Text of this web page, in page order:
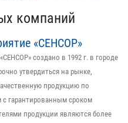
компаний
«СЕНСОР»
создано в 1992 г. в городе
утвердиться на рынке,
продукцию по
гарантированным сроком
продукции являются более